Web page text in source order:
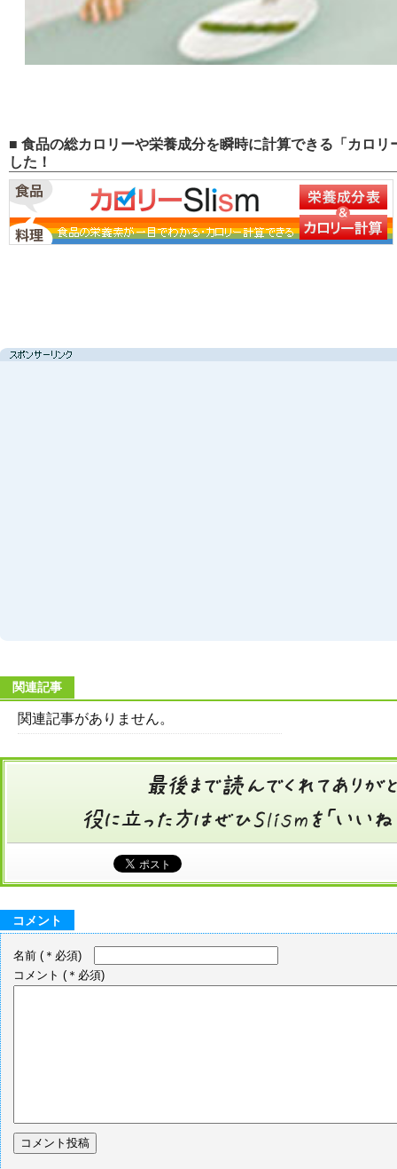
■ 食品の総カロリーや栄養成分を瞬時に計算できる「カロ
した！
関連記事
関連記事がありません。
コメント
名前 (＊必須)
コメント (＊必須)